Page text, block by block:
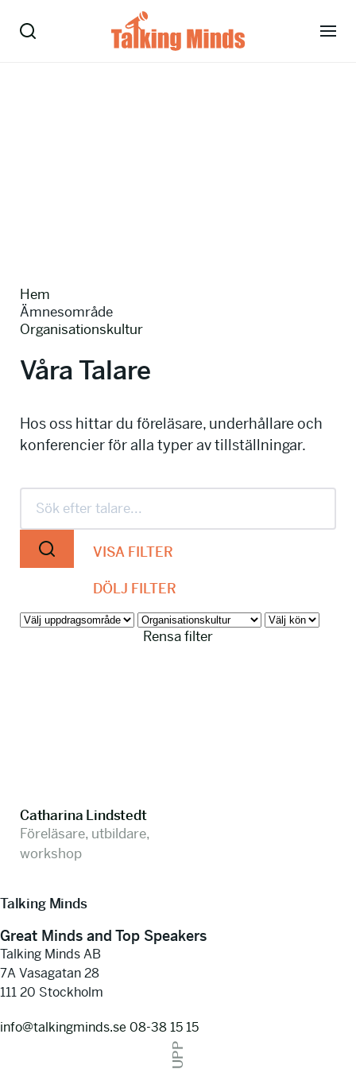
Kontakt
08-38 15 15
info@talkingminds.se
Hem
Ämnesområde
Organisationskultur
Våra Talare
Hos oss hittar du föreläsare, underhållare och
konferencier för alla typer av tillställningar.
VISA FILTER
DÖLJ FILTER
Rensa filter
Catharina Lindstedt
Föreläsare, utbildare,
workshop
Talking Minds
Great Minds and Top Speakers
Talking Minds AB
7A Vasagatan 28
111 20 Stockholm
info@talkingminds.se 08-38 15 15
UPP